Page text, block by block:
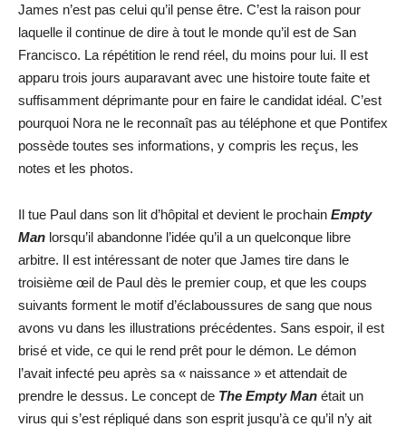
James n’est pas celui qu’il pense être. C’est la raison pour
laquelle il continue de dire à tout le monde qu’il est de San
Francisco. La répétition le rend réel, du moins pour lui. Il est
apparu trois jours auparavant avec une histoire toute faite et
suffisamment déprimante pour en faire le candidat idéal. C’est
pourquoi Nora ne le reconnaît pas au téléphone et que Pontifex
possède toutes ses informations, y compris les reçus, les
notes et les photos.
Il tue Paul dans son lit d’hôpital et devient le prochain Empty
Man lorsqu’il abandonne l’idée qu’il a un quelconque libre
arbitre. Il est intéressant de noter que James tire dans le
troisième œil de Paul dès le premier coup, et que les coups
suivants forment le motif d’éclaboussures de sang que nous
avons vu dans les illustrations précédentes. Sans espoir, il est
brisé et vide, ce qui le rend prêt pour le démon. Le démon
l’avait infecté peu après sa « naissance » et attendait de
prendre le dessus. Le concept de The Empty Man était un
virus qui s’est répliqué dans son esprit jusqu’à ce qu’il n’y ait